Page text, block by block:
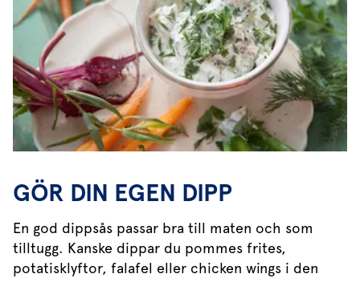
GÖR DIN EGEN DIPP
En god dippsås passar bra till maten och som
tilltugg. Kanske dippar du pommes frites,
potatisklyftor, falafel eller chicken wings i den